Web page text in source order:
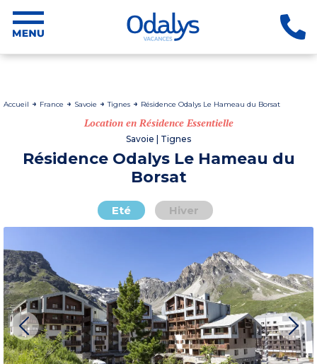
Accueil France Savoie Tignes Résidence Odalys Le Hameau du Borsat
Location en Résidence Essentielle
Savoie | Tignes
Résidence Odalys Le Hameau du
Borsat
Eté Hiver